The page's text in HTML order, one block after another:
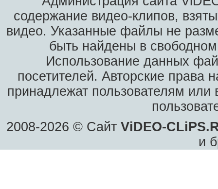
содержание видео-клипов,
видео. Указанные файлы не
быть найдены в
Использование данных
посетителей. Авторские права
принадлежат пользователям или
2008-2026 © Сайт ViDEO-
и